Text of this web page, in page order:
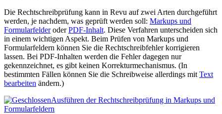
Die Rechtschreibprüfung kann in Revu auf zwei Arten durchgeführt
werden, je nachdem, was geprüft werden soll: Markups und
FormularfelderoderPDF-Inhalt. Diese Verfahren unterscheiden sich
in einem wichtigen Aspekt. Beim Prüfen von Markups und
Formularfeldern können Sie die Rechtschreibfehler korrigieren
lassen. Bei PDF-Inhalten werden die Fehler dagegen nur
gekennzeichnet, es gibt keinen Korrekturmechanismus. (In
bestimmten Fällen können Sie die Schreibweise allerdings mitText
bearbeiten ändern.)
Ausführen der Rechtschreibprüfung in Markups und
Formularfeldern